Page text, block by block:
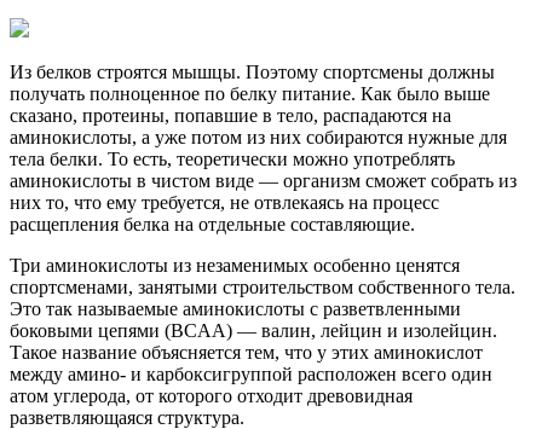
Из белков строятся мышцы. Поэтому спортсмены должны
получать полноценное по белку питание. Как было выше
сказано, протеины, попавшие в тело, распадаются на
аминокислоты, а уже потом из них собираются нужные для
тела белки. То есть, теоретически можно употреблять
аминокислоты в чистом виде — организм сможет собрать из
них то, что ему требуется, не отвлекаясь на процесс
расщепления белка на отдельные составляющие.
Три аминокислоты из незаменимых особенно ценятся
спортсменами, занятыми строительством собственного тела.
Это так называемые аминокислоты с разветвленными
боковыми цепями (BCAA) — валин, лейцин и изолейцин.
Такое название объясняется тем, что у этих аминокислот
между амино- и карбоксигруппой расположен всего один
атом углерода, от которого отходит древовидная
разветвляющаяся структура.